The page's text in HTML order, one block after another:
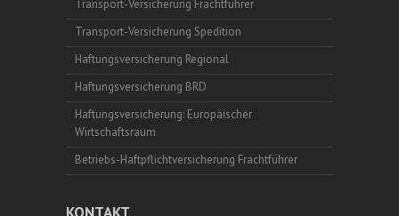
Transport-Versicherung Frachtführer
Transport-Versicherung Spedition
Haftungsversicherung Regional
Haftungsversicherung BRD
Haftungsversicherung: Europäischer
Wirtschaftsraum
Betriebs-Haftpflichtversicherung Frachtführer